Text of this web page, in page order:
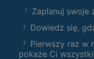
Zaplanuj swoje
Dowiedz się,
Pierwszy raz w
pokaże Ci